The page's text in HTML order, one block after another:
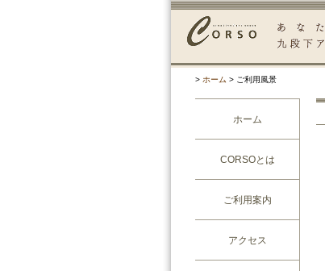
> ホーム > ご利用風景
ホーム
CORSOとは
ご利用案内
アクセス